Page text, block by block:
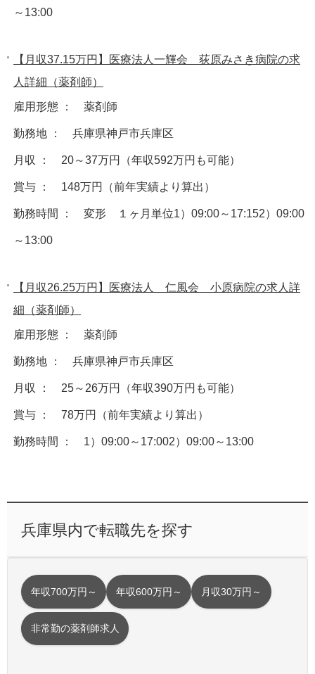
～13:00
【月収37.15万円】医療法人一輝会 荻原みさき病院の求
人詳細（薬剤師）
雇用形態 ： 薬剤師
勤務地 ： 兵庫県神戸市兵庫区
月収 ： 20～37万円（年収592万円も可能）
賞与 ： 148万円（前年実績より算出）
勤務時間 ： 変形 １ヶ月単位1）09:00～17:152）09:00
～13:00
【月収26.25万円】医療法人 仁風会 小原病院の求人詳
細（薬剤師）
雇用形態 ： 薬剤師
勤務地 ： 兵庫県神戸市兵庫区
月収 ： 25～26万円（年収390万円も可能）
賞与 ： 78万円（前年実績より算出）
勤務時間 ： 1）09:00～17:002）09:00～13:00
兵庫県内で転職先を探す
年収700万円～ 年収600万円～ 月収30万円～
非常勤の薬剤師求人